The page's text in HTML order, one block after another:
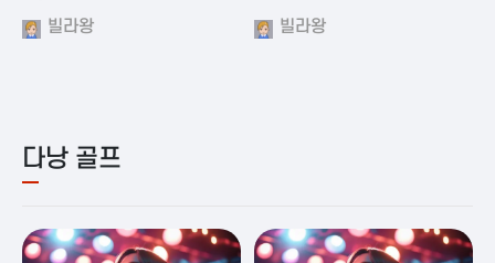
빌라왕
아름다운방과…
빌라왕
다낭 골프